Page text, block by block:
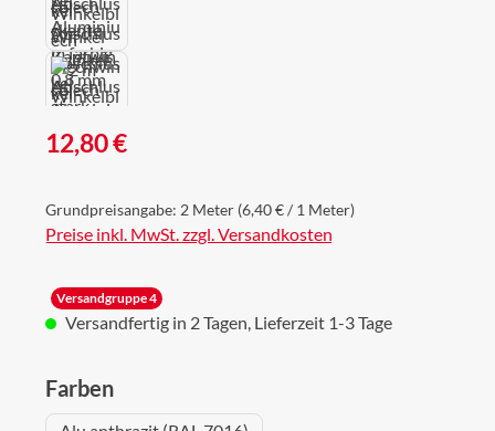
Regulärer Preis:
12,80 €
Grundpreisangabe: 2 Meter (6,40 € / 1 Meter)
Preise inkl. MwSt. zzgl. Versandkosten
Versandgruppe 4
Versandfertig in 2 Tagen, Lieferzeit 1-3 Tage
Farbenauswählen